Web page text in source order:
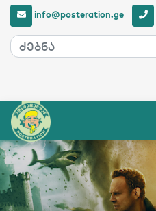
info@posteration.ge